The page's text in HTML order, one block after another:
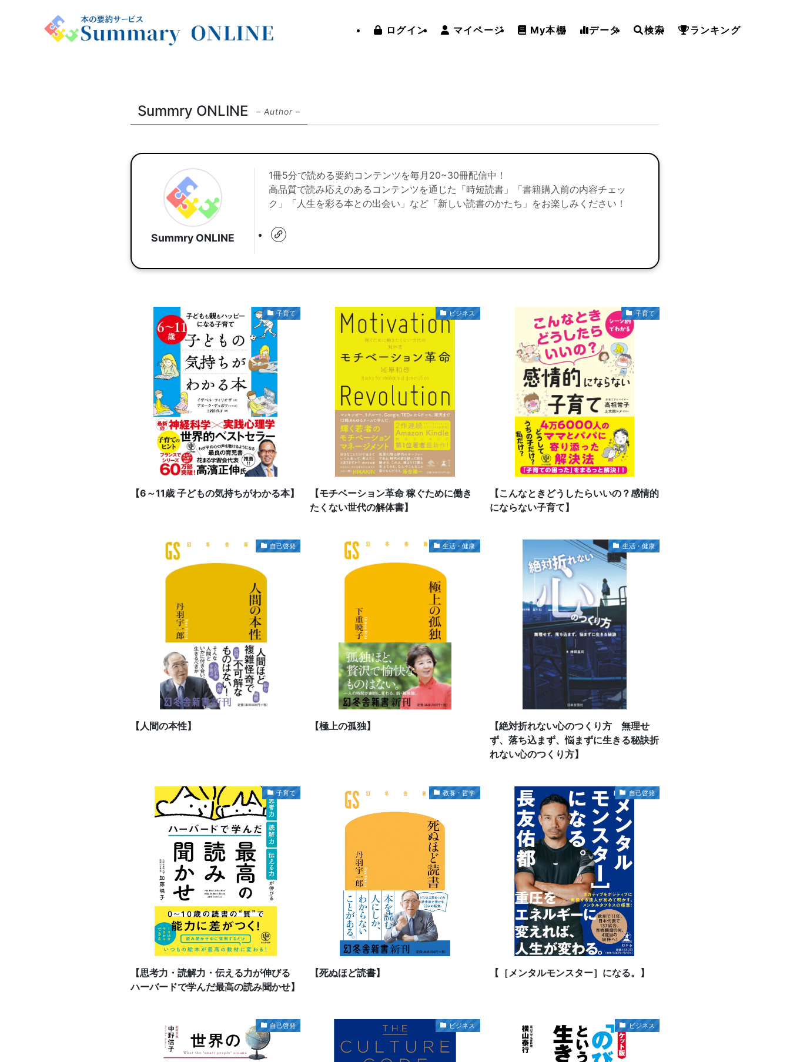
ログイン マイページ My本棚 データ 検索 ランキング
Summry ONLINE – Author –
Summry ONLINE
1冊5分で読める要約コンテンツを毎月20~30冊配信中！
高品質で読み応えのあるコンテンツを通じた「時短読書」「書籍購入前の内容チェッ
ク」「人生を彩る本との出会い」など「新しい読書のかたち」をお楽しみください！
子育て
【6～11歳 子どもの気持ちがわかる本】
ビジネス
【モチベーション革命 稼ぐために働き
たくない世代の解体書】
子育て
【こんなときどうしたらいいの？感情的
にならない子育て】
自己啓発
【人間の本性】
生活・健康
【極上の孤独】
生活・健康
【絶対折れない心のつくり方 無理せ
ず、落ち込まず、悩まずに生きる秘訣折
れない心のつくり方】
子育て
【思考力・読解力・伝える力が伸びる
ハーバードで学んだ最高の読み聞かせ】
教養・哲学
【死ぬほど読書】
自己啓発
【［メンタルモンスター］になる。】
自己啓発 ビジネス ビジネス